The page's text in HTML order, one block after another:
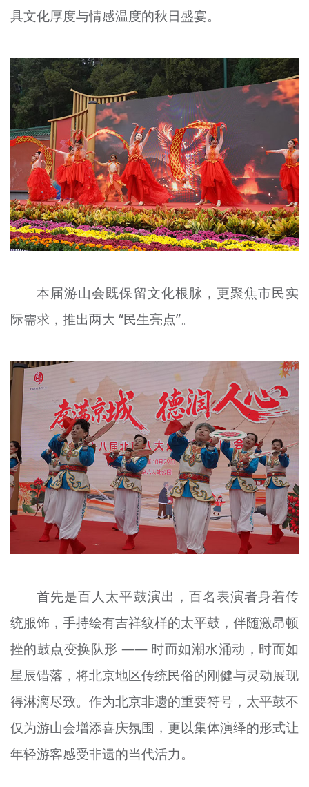
具文化厚度与情感温度的秋日盛宴。
本届游山会既保留文化根脉，更聚焦市民实
际需求，推出两大 “民生亮点”。
首先是百人太平鼓演出，百名表演者身着传
统服饰，手持绘有吉祥纹样的太平鼓，伴随激昂顿
挫的鼓点变换队形 —— 时而如潮水涌动，时而如
星辰错落，将北京地区传统民俗的刚健与灵动展现
得淋漓尽致。作为北京非遗的重要符号，太平鼓不
仅为游山会增添喜庆氛围，更以集体演绎的形式让
年轻游客感受非遗的当代活力。